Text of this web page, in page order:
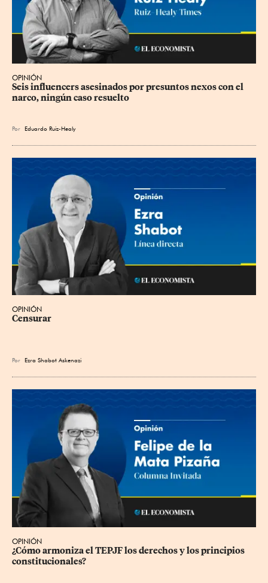
OPINIÓN
Seis influencers asesinados por presuntos nexos con el
narco, ningún caso resuelto
Por Eduardo Ruiz-Healy
OPINIÓN
Censurar
Por Ezra Shabot Askenazi
OPINIÓN
¿Cómo armoniza el TEPJF los derechos y los principios
constitucionales?